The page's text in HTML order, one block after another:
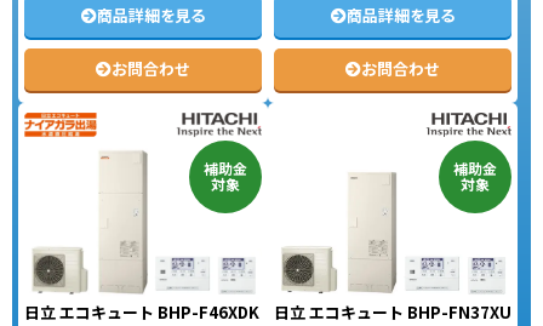
商品詳細を見る
お問合わせ
商品詳細を見る
お問合わせ
補助金
対象
日立 エコキュート BHP-F46XDK
補助金
対象
日立 エコキュート BHP-FN37XU